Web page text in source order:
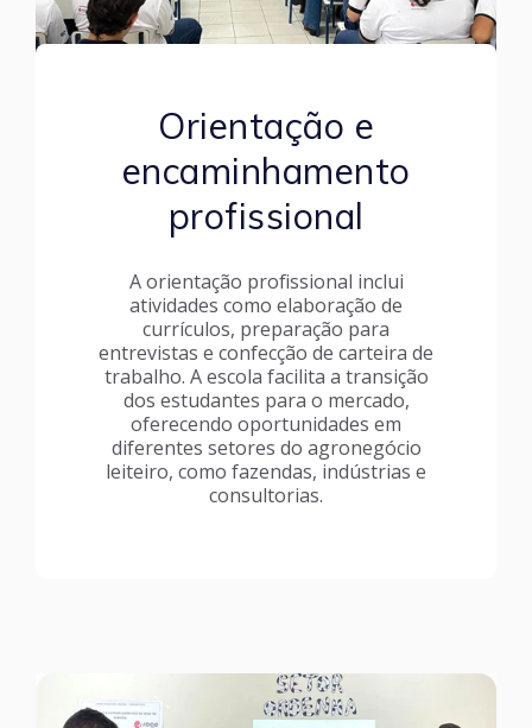
Orientação e
encaminhamento
profissional
A orientação profissional inclui
atividades como elaboração de
currículos, preparação para
entrevistas e confecção de carteira de
trabalho. A escola facilita a transição
dos estudantes para o mercado,
oferecendo oportunidades em
diferentes setores do agronegócio
leiteiro, como fazendas, indústrias e
consultorias.